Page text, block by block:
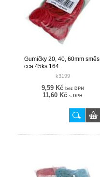
Gumičky 20, 40, 60mm směs
cca 45ks 164
k3199
9,59 Kč bez DPH
11,60 Kč s DPH